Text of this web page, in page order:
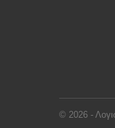
© 2026 -